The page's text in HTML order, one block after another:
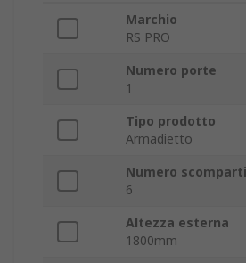
Marchio
RS PRO
Numero porte
1
Tipo prodotto
Armadietto
Numero scomparti
6
Altezza esterna
1800mm